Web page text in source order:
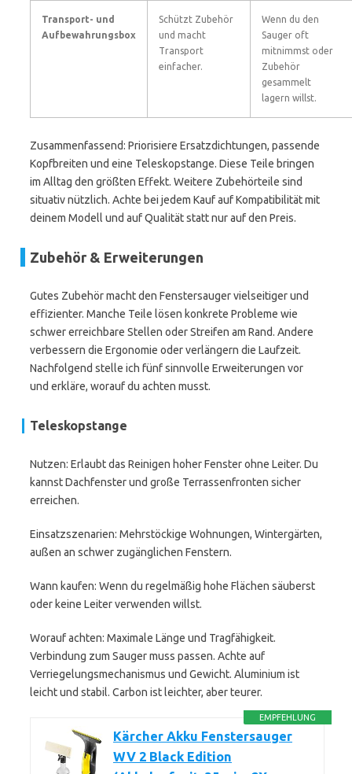
Transport- und
Aufbewahrungsbox
Schützt Zubehör
und macht
Transport
einfacher.
Wenn du den
Sauger oft
mitnimmst oder
Zubehör
gesammelt
lagern willst.
Zusammenfassend: Priorisiere Ersatzdichtungen, passende
Kopfbreiten und eine Teleskopstange. Diese Teile bringen
im Alltag den größten Effekt. Weitere Zubehörteile sind
situativ nützlich. Achte bei jedem Kauf auf Kompatibilität mit
deinem Modell und auf Qualität statt nur auf den Preis.
Zubehör & Erweiterungen
Gutes Zubehör macht den Fenstersauger vielseitiger und
effizienter. Manche Teile lösen konkrete Probleme wie
schwer erreichbare Stellen oder Streifen am Rand. Andere
verbessern die Ergonomie oder verlängern die Laufzeit.
Nachfolgend stelle ich fünf sinnvolle Erweiterungen vor
und erkläre, worauf du achten musst.
Teleskopstange
Nutzen: Erlaubt das Reinigen hoher Fenster ohne Leiter. Du
kannst Dachfenster und große Terrassenfronten sicher
erreichen.
Einsatzszenarien: Mehrstöckige Wohnungen, Wintergärten,
außen an schwer zugänglichen Fenstern.
Wann kaufen: Wenn du regelmäßig hohe Flächen säuberst
oder keine Leiter verwenden willst.
Worauf achten: Maximale Länge und Tragfähigkeit.
Verbindung zum Sauger muss passen. Achte auf
Verriegelungsmechanismus und Gewicht. Aluminium ist
leicht und stabil. Carbon ist leichter, aber teurer.
EMPFEHLUNG
Kärcher Akku Fenstersauger
WV 2 Black Edition